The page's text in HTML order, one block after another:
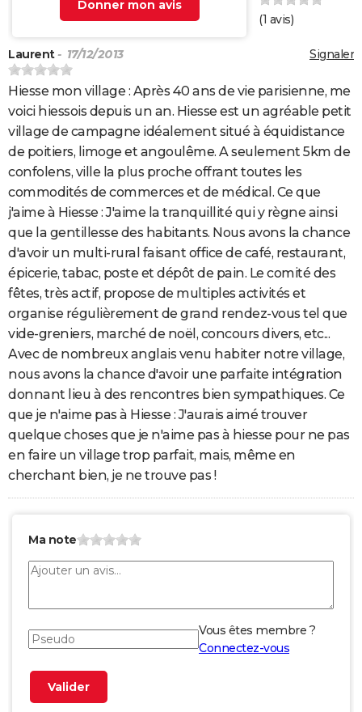
Donner mon avis
(1 avis)
Signaler
Laurent- 17/12/2013
Hiesse mon village : Après 40 ans de vie parisienne, me
voici hiessois depuis un an. Hiesse est un agréable petit
village de campagne idéalement situé à équidistance
de poitiers, limoge et angoulême. A seulement 5km de
confolens, ville la plus proche offrant toutes les
commodités de commerces et de médical. Ce que
j'aime à Hiesse : J'aime la tranquillité qui y règne ainsi
que la gentillesse des habitants. Nous avons la chance
d'avoir un multi-rural faisant office de café, restaurant,
épicerie, tabac, poste et dépôt de pain. Le comité des
fêtes, très actif, propose de multiples activités et
organise régulièrement de grand rendez-vous tel que
vide-greniers, marché de noël, concours divers, etc...
Avec de nombreux anglais venu habiter notre village,
nous avons la chance d'avoir une parfaite intégration
donnant lieu à des rencontres bien sympathiques. Ce
que je n'aime pas à Hiesse : J'aurais aimé trouver
quelque choses que je n'aime pas à hiesse pour ne pas
en faire un village trop parfait, mais, même en
cherchant bien, je ne trouve pas !
Ma note
Vous êtes membre ?
Connectez-vous